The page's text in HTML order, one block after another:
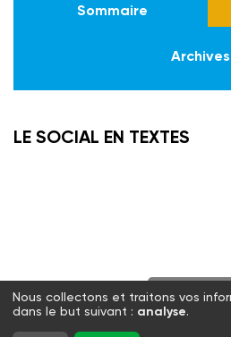
Sommaire
Archives
LE SOCIAL EN TEXTES
Twitter Facebook
Nous collectons et traitons vos
dans le but suivant : analyse.